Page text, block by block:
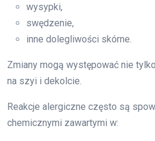
wysypki,
swędzenie,
inne dolegliwości skórne.
Zmiany mogą występować nie
na szyi i dekolcie.
Reakcje alergiczne często są
chemicznymi zawartymi w: